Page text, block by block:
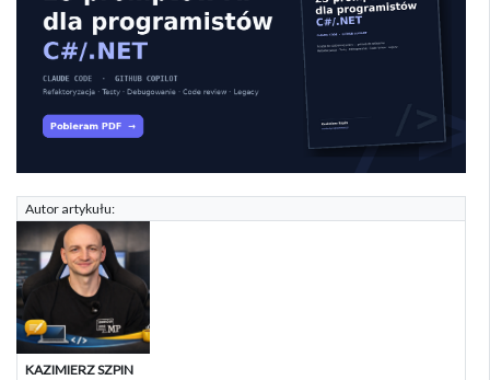
Autor artykułu:
KAZIMIERZ SZPIN